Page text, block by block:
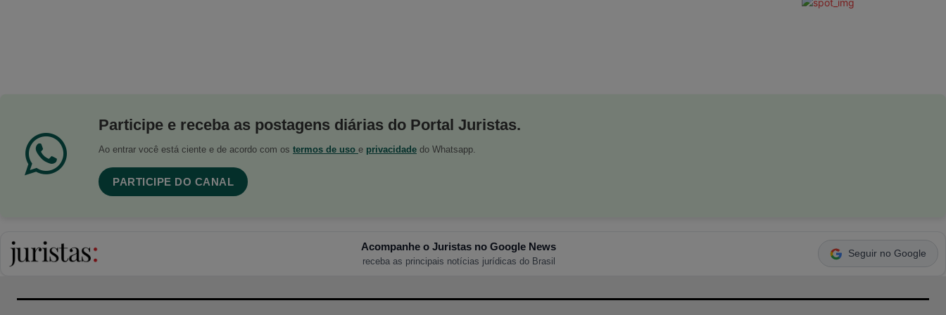
Participe e receba as postagens diárias do Portal Juristas.
Ao entrar você está ciente e de acordo com os termos de uso e privacidade do Whatsapp.
PARTICIPE DO CANAL
Acompanhe o Juristas no Google News
receba as principais notícias jurídicas do Brasil
Seguir no Google